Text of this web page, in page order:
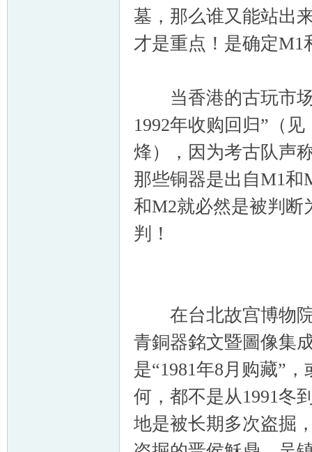
墓，那么谁又能站出
才是重点！是确定M1
当香港的古玩市场
1992年收购回归”（
烽），因为考古队声
那些铜器是出自M1和
和M2就必然是被判断
判！
在台北故宫博物院
青銅器銘文暨圖像集
是“1981年8月购藏”
何，都不是从1991冬
地是被长期多次盗掘